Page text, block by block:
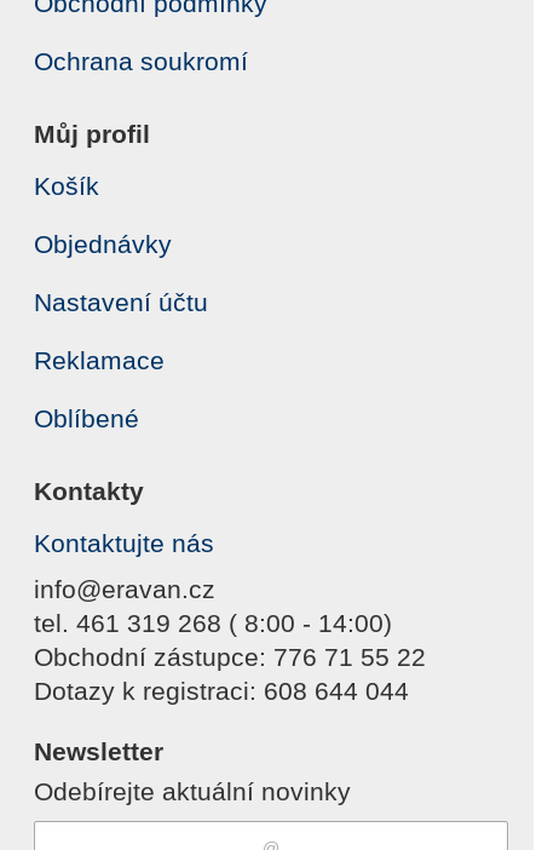
Ochrana soukromí
Můj profil
Košík
Objednávky
Nastavení účtu
Reklamace
Oblíbené
Kontakty
Kontaktujte nás
info@eravan.cz
tel. 461 319 268 ( 8:00 - 14:00)
Obchodní zástupce: 776 71 55 22
Dotazy k registraci: 608 644 044
Newsletter
Odebírejte aktuální novinky